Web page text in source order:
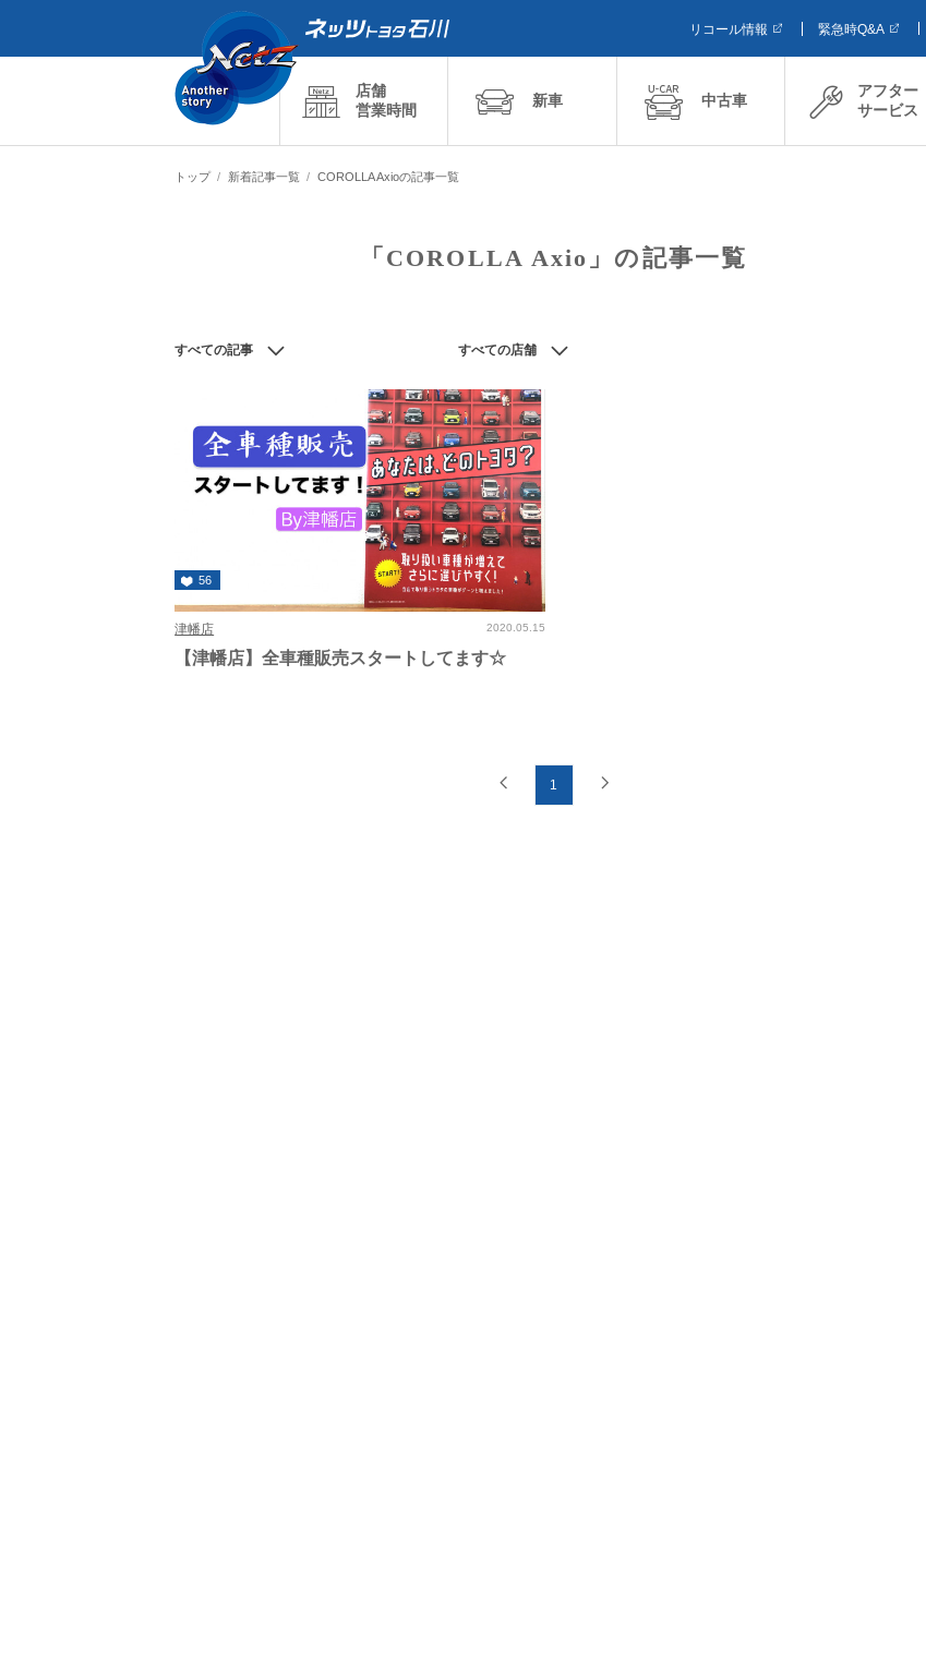
リコール情報 緊急時Q&A
店舗
営業時間
新車 中古車
アフター
サービス
トップ 新着記事一覧 COROLLA Axioの記事一覧
「COROLLA Axio」の記事一覧
すべての記事 すべての店舗
56
津幡店 2020.05.15
【津幡店】全車種販売スタートしてます☆
1